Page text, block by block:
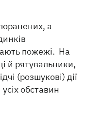
а
пожежі. На
й рятувальники,
(розшукові) дії
обставин